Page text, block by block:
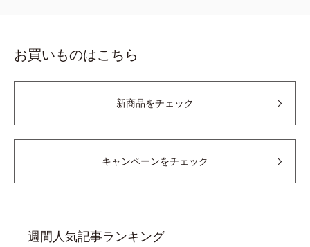
お買いものはこちら
新商品をチェック
キャンペーンをチェック
週間人気記事ランキング